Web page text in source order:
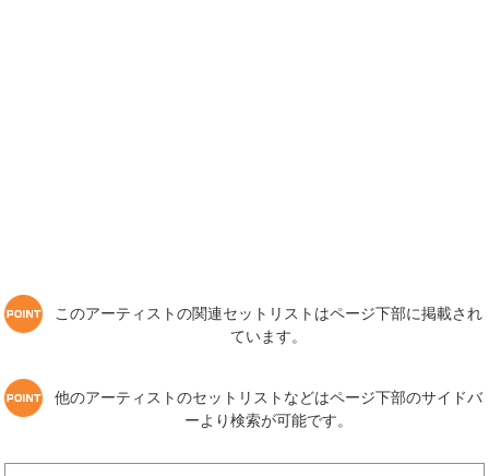
このアーティストの関連セットリストはページ下部に掲載され
ています。
他のアーティストのセットリストなどはページ下部のサイドバ
ーより検索が可能です。